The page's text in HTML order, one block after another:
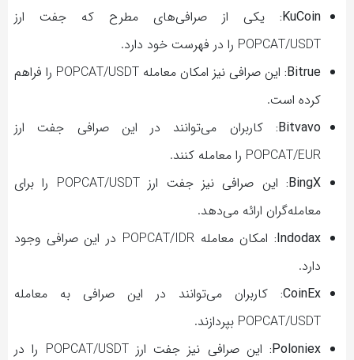
KuCoin:
یکی از صرافی‌های مطرح که جفت ارز
POPCAT/USDT را در فهرست خود دارد.
Bitrue:
این صرافی نیز امکان معامله POPCAT/USDT را فراهم
کرده است.
Bitvavo:
کاربران می‌توانند در این صرافی جفت ارز
POPCAT/EUR را معامله کنند.
BingX:
این صرافی نیز جفت ارز POPCAT/USDT را برای
معامله‌گران ارائه می‌دهد.
Indodax:
امکان معامله POPCAT/IDR در این صرافی وجود
دارد.
CoinEx:
کاربران می‌توانند در این صرافی به معامله
POPCAT/USDT بپردازند.
Poloniex:
این صرافی نیز جفت ارز POPCAT/USDT را در